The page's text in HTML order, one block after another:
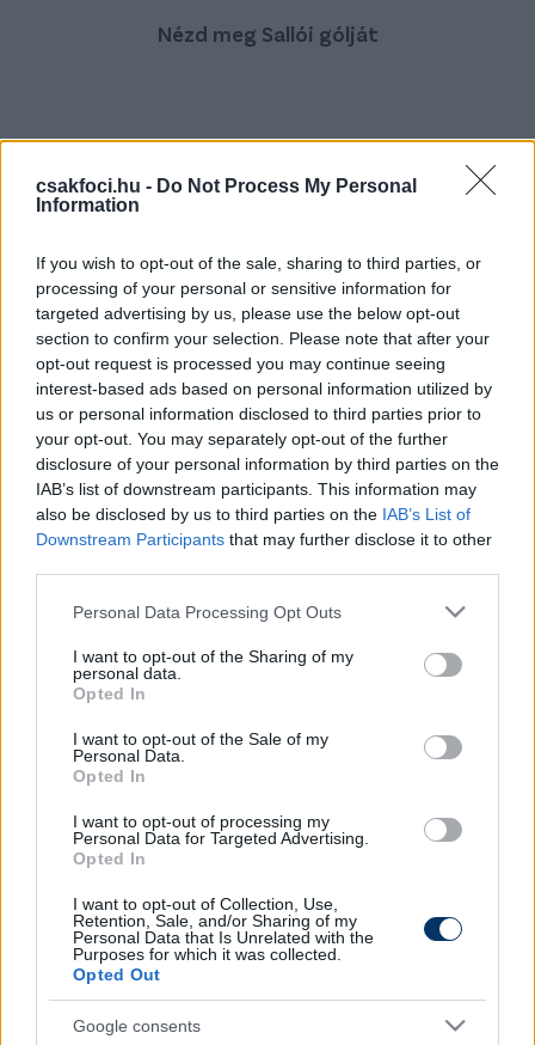
csakfoci.hu - Do Not Process My Personal
Information
If you wish to opt-out of the sale, sharing to third parties, or
processing of your personal or sensitive information for
targeted advertising by us, please use the below opt-out
section to confirm your selection. Please note that after your
opt-out request is processed you may continue seeing
interest-based ads based on personal information utilized by
us or personal information disclosed to third parties prior to
your opt-out. You may separately opt-out of the further
disclosure of your personal information by third parties on the
IAB’s list of downstream participants. This information may
also be disclosed by us to third parties on the IAB’s List of
Downstream Participants that may further disclose it to other
Please note that this website/app uses one or more Google
not limited to your visit or usage behaviour. You may click to
grant or deny consent to Google and its third-party tags to
use your data for below specified purposes in below Google
consent section.
Personal Data Processing Opt Outs
I want to opt-out of the Sharing of my
personal data.
Opted In
I want to opt-out of the Sale of my
Personal Data.
Opted In
I want to opt-out of processing my
Personal Data for Targeted Advertising.
Opted In
I want to opt-out of Collection, Use,
Retention, Sale, and/or Sharing of my
Personal Data that Is Unrelated with the
Purposes for which it was collected.
Opted Out
Google consents
Nézd meg Sallói gólját
Itt állíthatod be, hogy a Csakfoci az elsők
között legyen a Google-találatokban
Email küldés
CÍMKÉK: #LÉGIÓSOK #SALLÓI DÁNIEL #KANSAS CITY
Autópiac
Ford Mustang Mach-e Volvo Xc60